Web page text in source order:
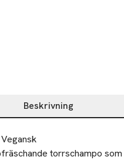
Beskrivning
Vegansk
torrschampo